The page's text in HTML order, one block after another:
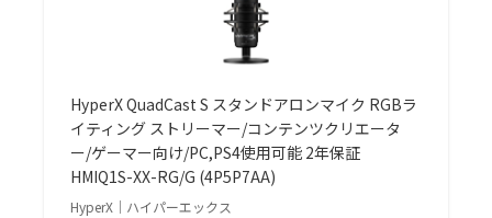
HyperX QuadCast S スタンドアロンマイク RGBラ
イティング ストリーマー/コンテンツクリエータ
ー/ゲーマー向け/PC,PS4使用可能 2年保証
HMIQ1S-XX-RG/G (4P5P7AA)
HyperX｜ハイパーエックス